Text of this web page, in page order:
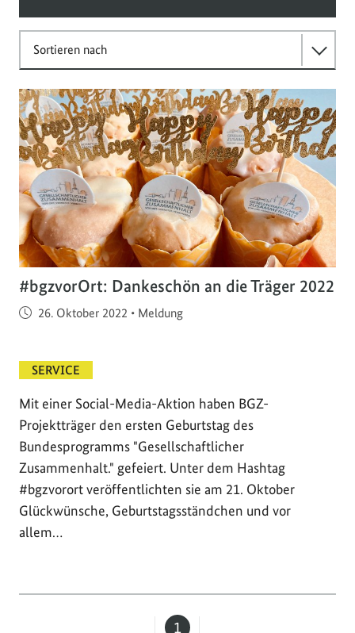
Sortieren nach
#bgzvorOrt: Dankeschön an die Träger 2022
Veröffentlicht am
26. Oktober 2022 • Meldung
SERVICE
Mit einer Social-Media-Aktion haben BGZ-
Projektträger den ersten Geburtstag des
Bundesprogramms "Gesellschaftlicher
Zusammenhalt." gefeiert. Unter dem Hashtag
#bgzvorort veröffentlichten sie am 21. Oktober
Glückwünsche, Geburtstagsständchen und vor
allem…
1